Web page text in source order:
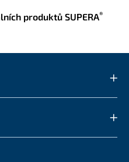
produktů SUPERA®